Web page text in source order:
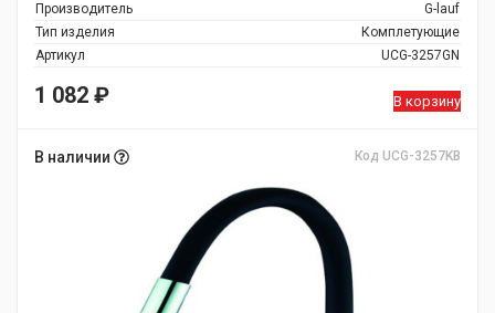
Производитель
G-lauf
Тип изделия
Комплетующие
Артикул
UCG-3257GN
1 082 ₽ В корзину
В наличии Код UCG-3257KB